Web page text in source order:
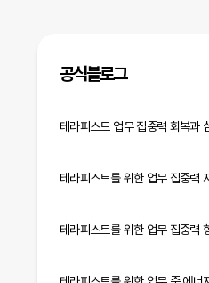
공식블로그